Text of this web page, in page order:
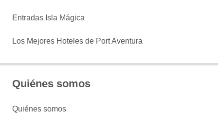
Entradas Isla Mágica
Los Mejores Hoteles de Port Aventura
Quiénes somos
Quiénes somos